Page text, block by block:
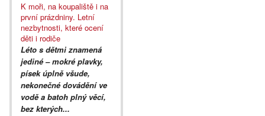
K moři, na koupaliště i na
první prázdniny. Letní
nezbytnosti, které ocení
děti i rodiče
Léto s dětmi znamená
jediné – mokré plavky,
písek úplně všude,
nekonečné dovádění ve
vodě a batoh plný věcí,
bez kterých...